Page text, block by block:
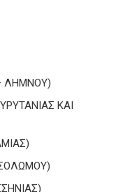
ΛΗΜΝΟΥ)
ΚΑΙ